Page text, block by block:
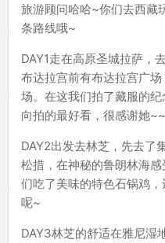
旅游顾问哈哈~你们去西藏
条路线哦~
DAY1走在高原圣城拉萨，
布达拉宫前有布达拉宫广
场。在这我们拍了藏服的
向拍的最好看，很感谢她~~
DAY2出发去林芝，先去了
松措，在神秘的鲁朗林海
们吃了美味的特色石锅鸡
呢~
DAY3林芝的舒适在雅尼湿